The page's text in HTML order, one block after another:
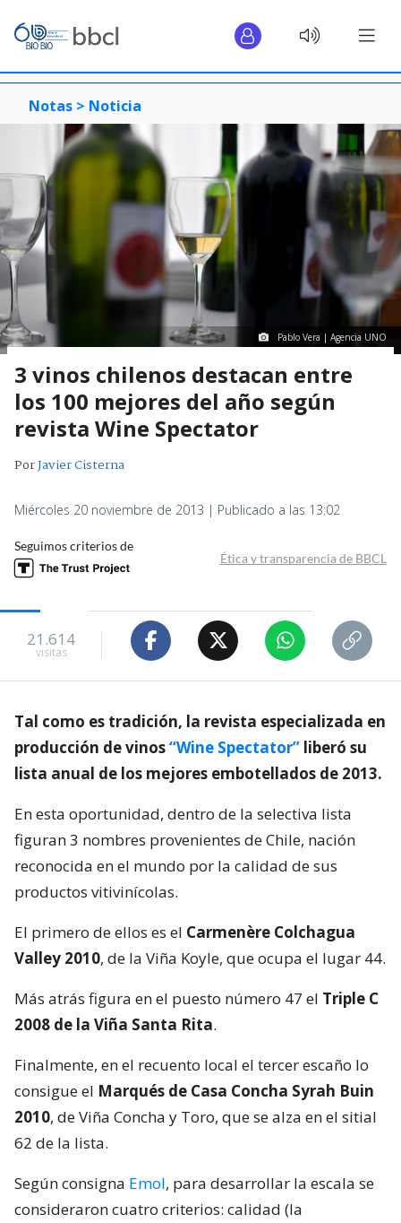
Notas > Noticia
Pablo Vera | Agencia UNO
3 vinos chilenos destacan entre
los 100 mejores del año según
revista Wine Spectator
PorJavier Cisterna
Miércoles 20 noviembre de 2013 | Publicado a las 13:02
Seguimos criterios de
Ética y transparencia de BBCL
21.614
visitas
Tal como es tradición, la revista especializada en
producción de vinos“Wine Spectator” liberó su
lista anual de los mejores embotellados de 2013.
En esta oportunidad, dentro de la selectiva lista
figuran 3 nombres provenientes de Chile, nación
reconocida en el mundo por la calidad de sus
productos vitivinícolas.
El primero de ellos es el Carmenère Colchagua
Valley 2010, de la Viña Koyle, que ocupa el lugar 44.
Más atrás figura en el puesto número 47 el Triple C
2008 de la Viña Santa Rita.
Finalmente, en el recuento local el tercer escaño lo
consigue el Marqués de Casa Concha Syrah Buin
2010, de Viña Concha y Toro, que se alza en el sitial
62 de la lista.
Según consigna Emol, para desarrollar la escala se
consideraron cuatro criterios: calidad (la